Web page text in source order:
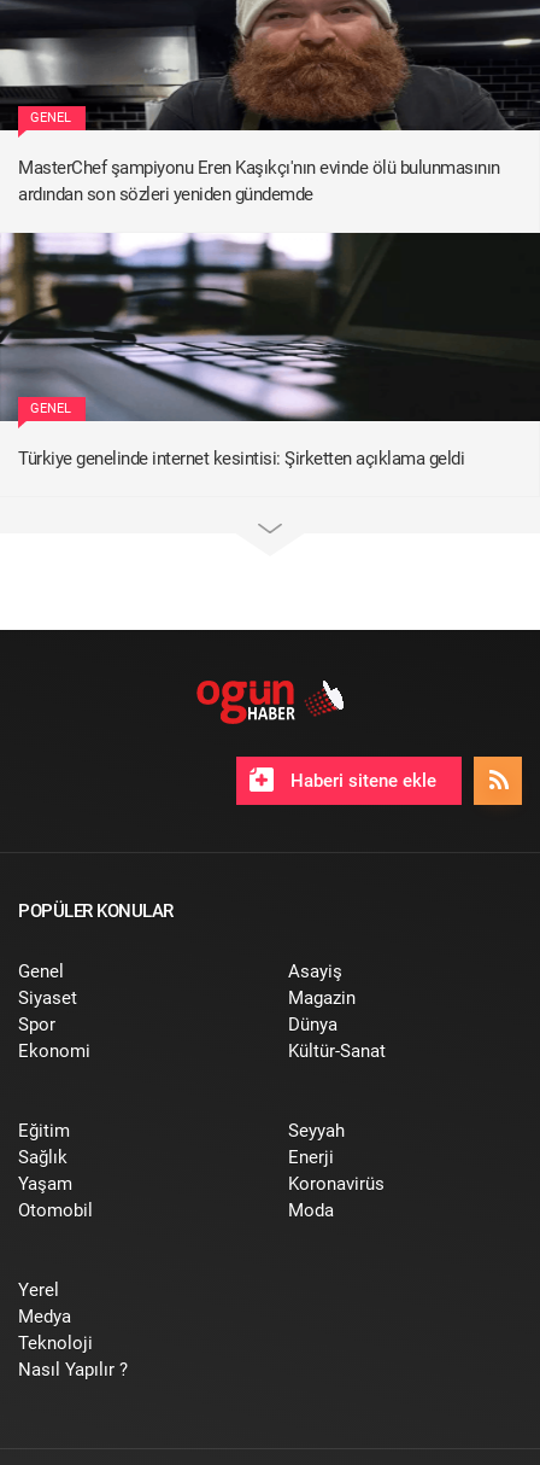
GENEL
MasterChef şampiyonu Eren Kaşıkçı'nın evinde ölü bulunmasının
ardından son sözleri yeniden gündemde
GENEL
Türkiye genelinde internet kesintisi: Şirketten açıklama geldi
Haberi sitene ekle
POPÜLER KONULAR
Genel
Siyaset
Spor
Ekonomi
Asayiş
Magazin
Dünya
Kültür-Sanat
Eğitim
Sağlık
Yaşam
Otomobil
Seyyah
Enerji
Koronavirüs
Moda
Yerel
Medya
Teknoloji
Nasıl Yapılır ?